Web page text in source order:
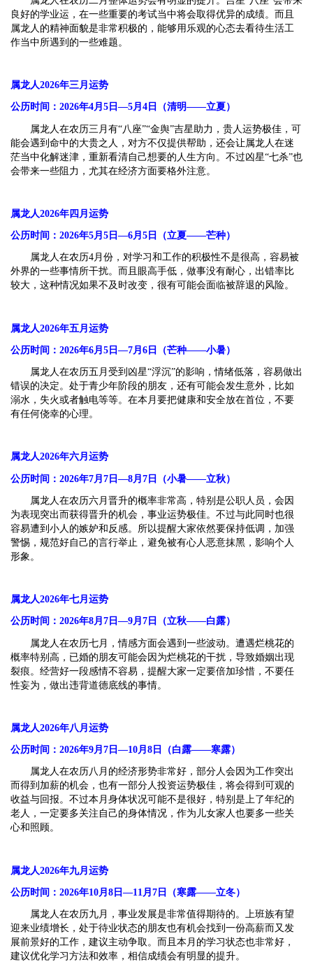
良好的学业运，在一些重要的考试当中将会取得优异的成绩。而且
属龙人的精神面貌是非常积极的，能够用乐观的心态去看待生活工
作当中所遇到的一些难题。
属龙人2026年三月运势
公历时间：2026年4月5日—5月4日（清明——立夏）
属龙人在农历三月有“八座”“金舆”吉星助力，贵人运势极佳，可
能会遇到命中的大贵之人，对方不仅提供帮助，还会让属龙人在迷
茫当中化解迷津，重新看清自己想要的人生方向。不过凶星“七杀”也
会带来一些阻力，尤其在经济方面要格外注意。
属龙人2026年四月运势
公历时间：2026年5月5日—6月5日（立夏——芒种）
属龙人在农历4月份，对学习和工作的积极性不是很高，容易被
外界的一些事情所干扰。而且眼高手低，做事没有耐心，出错率比
较大，这种情况如果不及时改变，很有可能会面临被辞退的风险。
属龙人2026年五月运势
公历时间：2026年6月5日—7月6日（芒种——小暑）
属龙人在农历五月受到凶星“浮沉”的影响，情绪低落，容易做出
错误的决定。处于青少年阶段的朋友，还有可能会发生意外，比如
溺水，失火或者触电等等。在本月要把健康和安全放在首位，不要
有任何侥幸的心理。
属龙人2026年六月运势
公历时间：2026年7月7日—8月7日（小暑——立秋）
属龙人在农历六月晋升的概率非常高，特别是公职人员，会因
为表现突出而获得晋升的机会，事业运势极佳。不过与此同时也很
容易遭到小人的嫉妒和反感。所以提醒大家依然要保持低调，加强
警惕，规范好自己的言行举止，避免被有心人恶意抹黑，影响个人
形象。
属龙人2026年七月运势
公历时间：2026年8月7日—9月7日（立秋——白露）
属龙人在农历七月，情感方面会遇到一些波动。遭遇烂桃花的
概率特别高，已婚的朋友可能会因为烂桃花的干扰，导致婚姻出现
裂痕。经营好一段感情不容易，提醒大家一定要倍加珍惜，不要任
性妄为，做出违背道德底线的事情。
属龙人2026年八月运势
公历时间：2026年9月7日—10月8日（白露——寒露）
属龙人在农历八月的经济形势非常好，部分人会因为工作突出
而得到加薪的机会，也有一部分人投资运势极佳，将会得到可观的
收益与回报。不过本月身体状况可能不是很好，特别是上了年纪的
老人，一定要多关注自己的身体情况，作为儿女家人也要多一些关
心和照顾。
属龙人2026年九月运势
公历时间：2026年10月8日—11月7日（寒露——立冬）
属龙人在农历九月，事业发展是非常值得期待的。上班族有望
迎来业绩增长，处于待业状态的朋友也有机会找到一份高薪而又发
展前景好的工作，建议主动争取。而且本月的学习状态也非常好，
建议优化学习方法和效率，相信成绩会有明显的提升。